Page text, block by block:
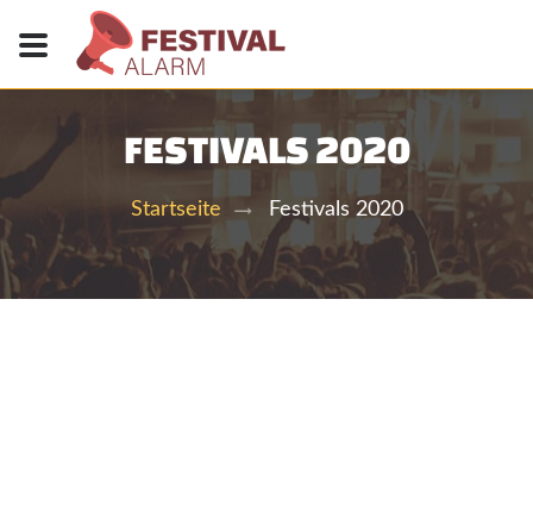
FESTIVALS 2020
Startseite Festivals 2020